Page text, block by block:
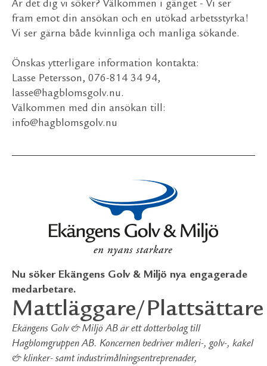
Är det dig vi söker? Välkommen i gänget - Vi ser
fram emot din ansökan och en utökad arbetsstyrka!
Vi ser gärna både kvinnliga och manliga sökande.
Önskas ytterligare information kontakta:
Lasse Petersson, 076-814 34 94,
lasse@hagblomsgolv.nu.
Välkommen med din ansökan till:
info@hagblomsgolv.nu
Nu söker Ekängens Golv & Miljö nya engagerade
medarbetare.
Mattläggare/Plattsättare
Ekängens Golv & Miljö AB är ett dotterbolag till
Hagblomgruppen AB. Koncernen bedriver måleri-, golv-, kakel
& klinker- samt industrimålningsentreprenader,